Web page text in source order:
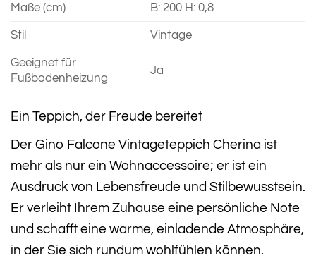
Maße (cm) B: 200 H: 0,8
Stil Vintage
Geeignet für
Fußbodenheizung
Ja
Ein Teppich, der Freude bereitet
Der Gino Falcone Vintageteppich Cherina ist
mehr als nur ein Wohnaccessoire; er ist ein
Ausdruck von Lebensfreude und Stilbewusstsein.
Er verleiht Ihrem Zuhause eine persönliche Note
und schafft eine warme, einladende Atmosphäre,
in der Sie sich rundum wohlfühlen können.